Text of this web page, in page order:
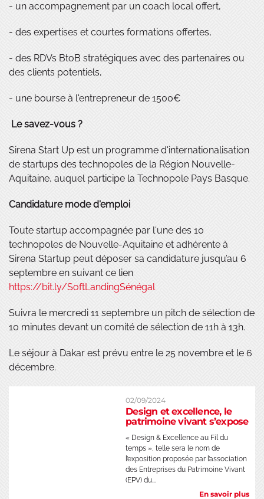
- un accompagnement par un coach local offert,
- des expertises et courtes formations offertes,
- des RDVs BtoB stratégiques avec des partenaires ou
des clients potentiels,
- une bourse à l'entrepreneur de 1500€
Le savez-vous ?
Sirena Start Up est un programme d'internationalisation
de startups des technopoles de la Région Nouvelle-
Aquitaine, auquel participe la Technopole Pays Basque.
Candidature mode d'emploi
Toute startup accompagnée par l'une des 10
technopoles de Nouvelle-Aquitaine et adhérente à
Sirena Startup peut déposer sa candidature jusqu’au 6
septembre en suivant ce lien
https://bit.ly/SoftLandingSénégal
Suivra le mercredi 11 septembre un pitch de sélection de
10 minutes devant un comité de sélection de 11h à 13h.
Le séjour à Dakar est prévu entre le 25 novembre et le 6
décembre.
02/09/2024
Design et excellence, le
patrimoine vivant s’expose
« Design & Excellence au Fil du
temps », telle sera le nom de
l’exposition proposée par l’association
des Entreprises du Patrimoine Vivant
(EPV) du...
En savoir plus